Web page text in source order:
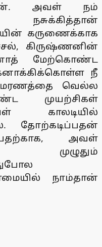
அவள் நம்
கருணைக்காக
கிருஷ்ணனின்
மேற்கொண்ட
நீ
வெல்ல
முயற்சிகள்
காலடியில்
தோற்கடிப்பதன்
அவள்
நாம்தான்